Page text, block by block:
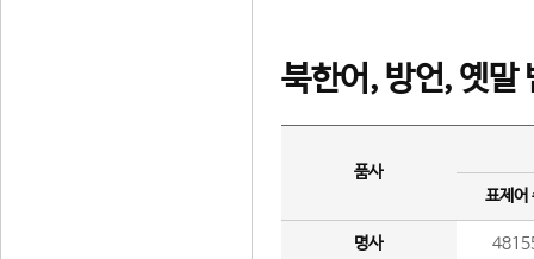
북한어, 방언, 옛말
품사
표제어
명사